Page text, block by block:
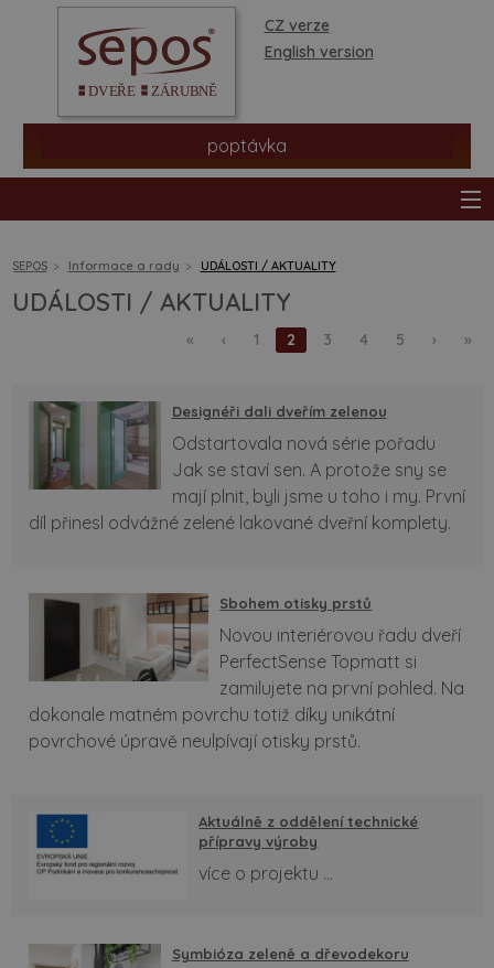
CZ verze
English version
poptávka
informace a rady
SEPOS Informace a rady UDÁLOSTI / AKTUALITY
UDÁLOSTI / AKTUALITY
« ‹ 1 2 3 4 5 › »
Designéři dali dveřím zelenou
Odstartovala nová série pořadu
Jak se staví sen. A protože sny se
mají plnit, byli jsme u toho i my. První
díl přinesl odvážné zelené lakované dveřní komplety.
Sbohem otisky prstů
Novou interiérovou řadu dveří
PerfectSense Topmatt si
zamilujete na první pohled. Na
dokonale matném povrchu totiž díky unikátní
povrchové úpravě neulpívají otisky prstů.
Aktuálně z oddělení technické
přípravy výroby
více o projektu ...
Symbióza zeleně a dřevodekoru